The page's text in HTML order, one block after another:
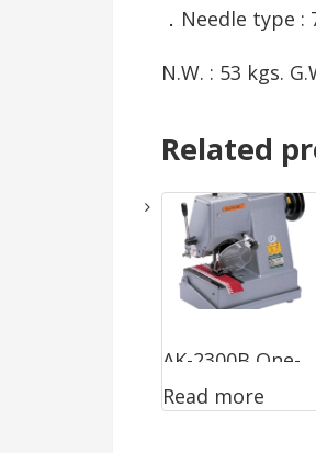
．Needle type :
N.W. : 53 kgs.
Related
AK-2300B One-
Thread
Read more